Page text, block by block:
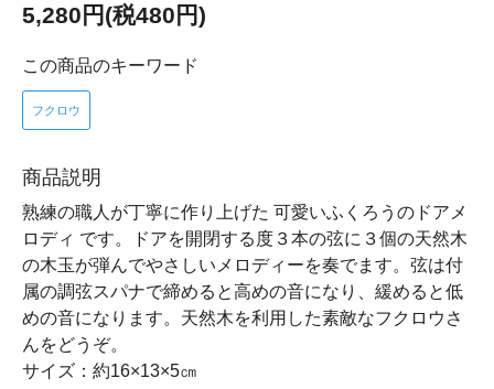
5,280円(税480円)
この商品のキーワード
フクロウ
商品説明
熟練の職人が丁寧に作り上げた 可愛いふくろうのドアメ
ロディ です。ドアを開閉する度３本の弦に３個の天然木
の木玉が弾んでやさしいメロディーを奏でます。弦は付
属の調弦スパナで締めると高めの音になり、緩めると低
めの音になります。天然木を利用した素敵なフクロウさ
んをどうぞ。
サイズ：約16×13×5㎝